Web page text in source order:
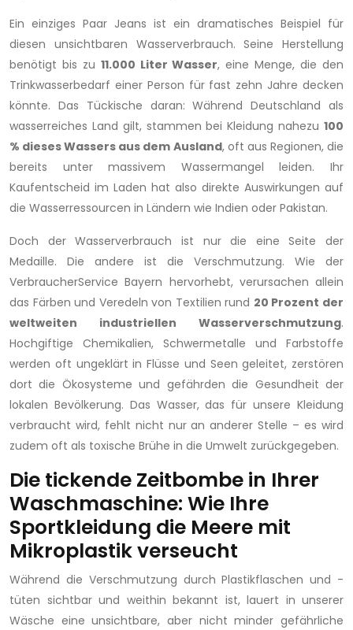
Ein einziges Paar Jeans ist ein dramatisches Beispiel für
diesen unsichtbaren Wasserverbrauch. Seine Herstellung
benötigt bis zu 11.000 Liter Wasser, eine Menge, die den
Trinkwasserbedarf einer Person für fast zehn Jahre decken
könnte. Das Tückische daran: Während Deutschland als
wasserreiches Land gilt, stammen bei Kleidung nahezu 100
% dieses Wassers aus dem Ausland, oft aus Regionen, die
bereits unter massivem Wassermangel leiden. Ihr
Kaufentscheid im Laden hat also direkte Auswirkungen auf
die Wasserressourcen in Ländern wie Indien oder Pakistan.
Doch der Wasserverbrauch ist nur die eine Seite der
Medaille. Die andere ist die Verschmutzung. Wie der
VerbraucherService Bayern hervorhebt, verursachen allein
das Färben und Veredeln von Textilien rund 20 Prozent der
weltweiten industriellen Wasserverschmutzung.
Hochgiftige Chemikalien, Schwermetalle und Farbstoffe
werden oft ungeklärt in Flüsse und Seen geleitet, zerstören
dort die Ökosysteme und gefährden die Gesundheit der
lokalen Bevölkerung. Das Wasser, das für unsere Kleidung
verbraucht wird, fehlt nicht nur an anderer Stelle – es wird
zudem oft als toxische Brühe in die Umwelt zurückgegeben.
Die tickende Zeitbombe in Ihrer
Waschmaschine: Wie Ihre
Sportkleidung die Meere mit
Mikroplastik verseucht
Während die Verschmutzung durch Plastikflaschen und -
tüten sichtbar und weithin bekannt ist, lauert in unserer
Wäsche eine unsichtbare, aber nicht minder gefährliche